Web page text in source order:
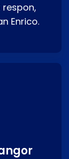
Enrico.